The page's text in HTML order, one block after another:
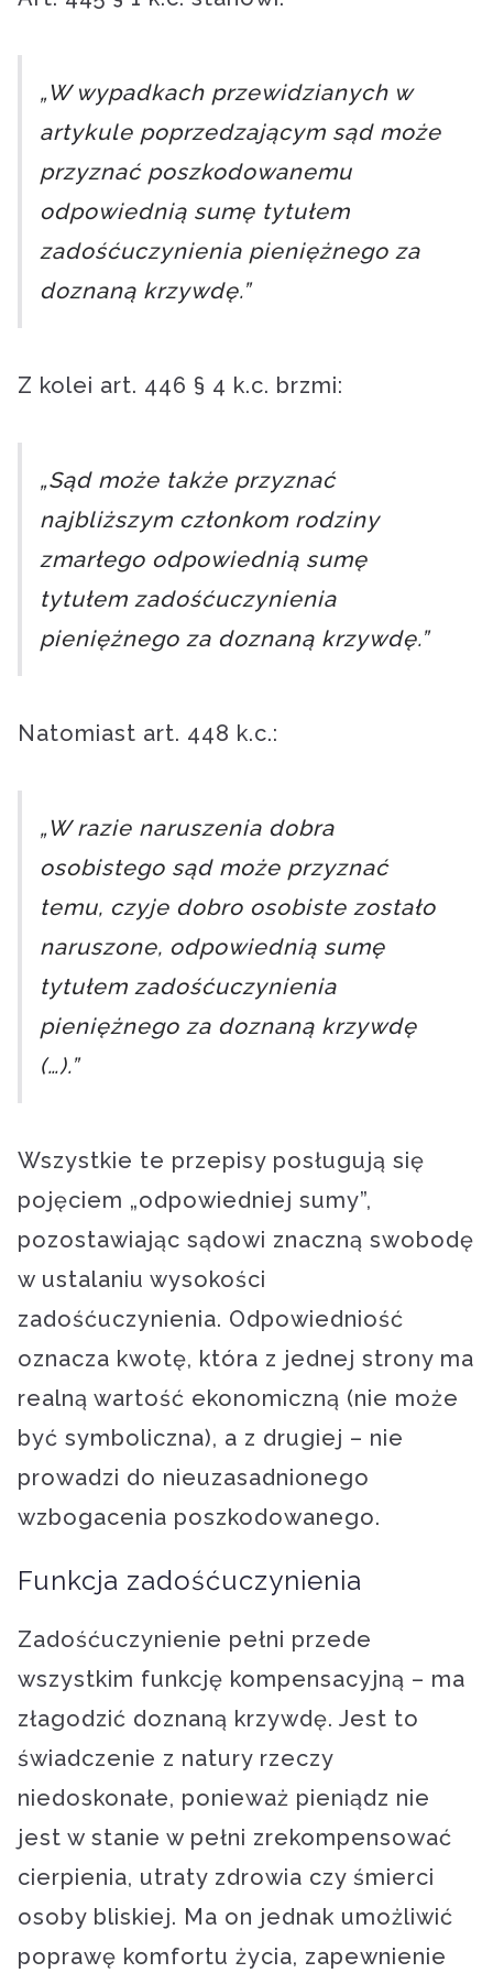
„W wypadkach przewidzianych w
artykule poprzedzającym sąd może
przyznać poszkodowanemu
odpowiednią sumę tytułem
zadośćuczynienia pieniężnego za
doznaną krzywdę.”
Z kolei art. 446 § 4 k.c. brzmi:
„Sąd może także przyznać
najbliższym członkom rodziny
zmarłego odpowiednią sumę
tytułem zadośćuczynienia
pieniężnego za doznaną krzywdę.”
Natomiast art. 448 k.c.:
„W razie naruszenia dobra
osobistego sąd może przyznać
temu, czyje dobro osobiste zostało
naruszone, odpowiednią sumę
tytułem zadośćuczynienia
pieniężnego za doznaną krzywdę
(…).”
Wszystkie te przepisy posługują się
pojęciem „odpowiedniej sumy”,
pozostawiając sądowi znaczną swobodę
w ustalaniu wysokości
zadośćuczynienia. Odpowiedniość
oznacza kwotę, która z jednej strony ma
realną wartość ekonomiczną (nie może
być symboliczna), a z drugiej – nie
prowadzi do nieuzasadnionego
wzbogacenia poszkodowanego.
Funkcja zadośćuczynienia
Zadośćuczynienie pełni przede
wszystkim funkcję kompensacyjną – ma
złagodzić doznaną krzywdę. Jest to
świadczenie z natury rzeczy
niedoskonałe, ponieważ pieniądz nie
jest w stanie w pełni zrekompensować
cierpienia, utraty zdrowia czy śmierci
osoby bliskiej. Ma on jednak umożliwić
poprawę komfortu życia, zapewnienie